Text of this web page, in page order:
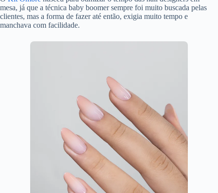
mesa, já que a técnica baby boomer sempre foi muito buscada pelas
clientes, mas a forma de fazer até então, exigia muito tempo e
manchava com facilidade.